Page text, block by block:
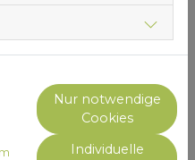
–
können
und reichen von
bis hin zu ernsteren
Nur notwendige
Cookies
Individuelle